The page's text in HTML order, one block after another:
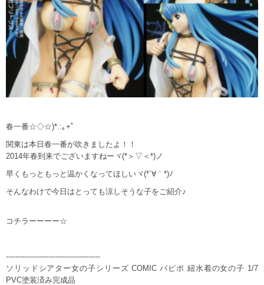
春一番☆◇☆)*.:｡+ﾟ
関東は本日春一番が吹きましたよ！！
2014年春到来でございますねーヾ(*＞▽＜*)ノ
早くもっともっと温かくなってほしいヾ(*´∀｀*)ﾉ
そんなわけで今日はとっても涼しそうな子をご紹介♪
コチラーーーー☆
----------------------------------------
ソリッドシアター女の子シリーズ COMIC パピポ 紐水着の女の子 1/7
PVC塗装済み完成品